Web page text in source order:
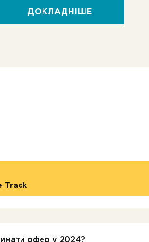
ДОКЛАДНІШЕ
Track
офер у 2024?